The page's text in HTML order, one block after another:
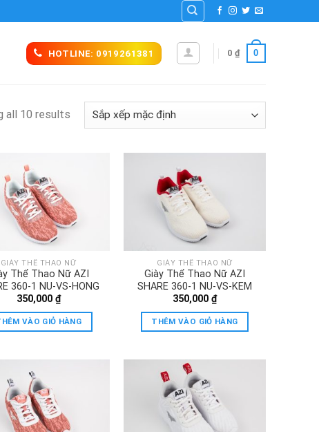
HOTLINE: 0919261381 0 ₫ 0
all 10 results
GIÀY THỂ THAO NỮ
Thể Thao Nữ AZI
360-1 NU-VS-HONG
350,000 ₫
VÀO GIỎ HÀNG
GIÀY THỂ THAO NỮ
Giày Thể Thao Nữ AZI
SHARE 360-1 NU-VS-KEM
350,000 ₫
THÊM VÀO GIỎ HÀNG